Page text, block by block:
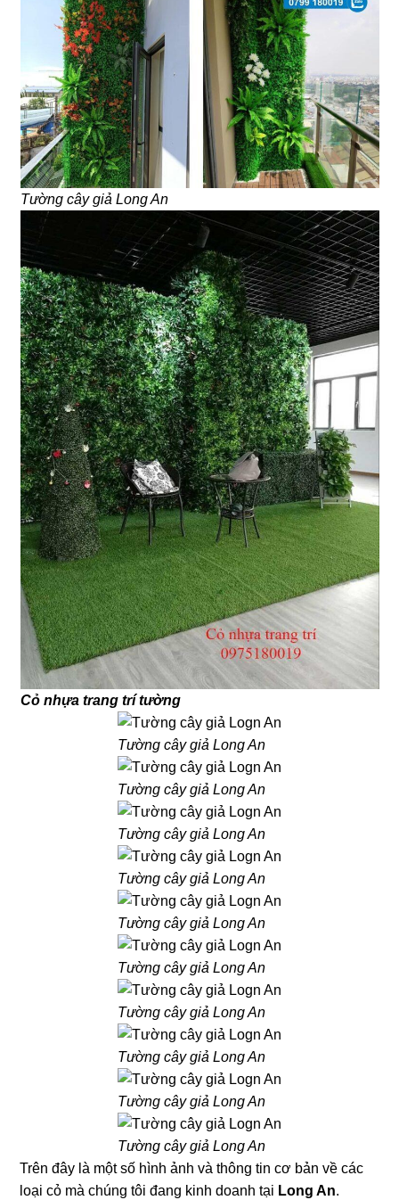
Tường cây giả Long An
Cỏ nhựa trang trí tường
Tường cây giả Long An
Tường cây giả Long An
Tường cây giả Long An
Tường cây giả Long An
Tường cây giả Long An
Tường cây giả Long An
Tường cây giả Long An
Tường cây giả Long An
Tường cây giả Long An
Tường cây giả Long An
Trên đây là một số hình ảnh và thông tin cơ bản về các
loại cỏ mà chúng tôi đang kinh doanh tại Long An.